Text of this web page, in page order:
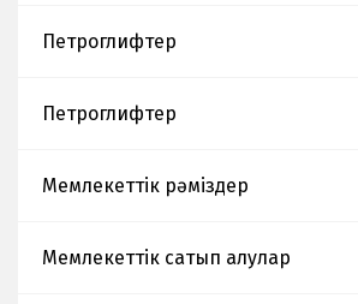
жүргізген
барлау
жұмыстары
Петроглифтер
Петроглифтер
Мемлекеттік рәміздер
Мемлекеттік сатып алулар